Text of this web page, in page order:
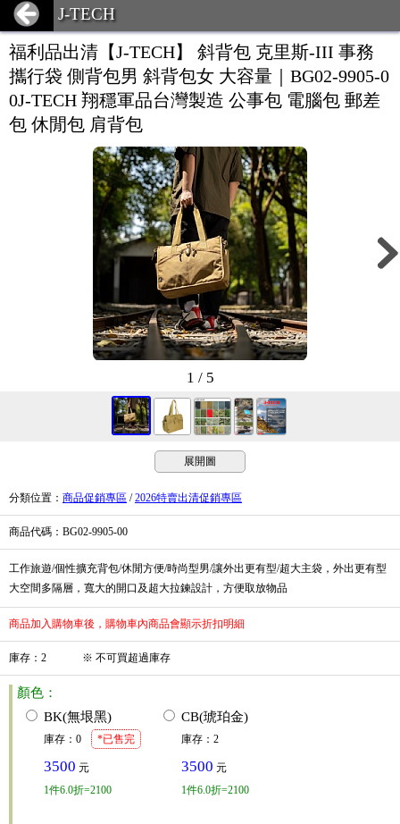
J-TECH
福利品出清【J-TECH】 斜背包 克里斯-III 事務
攜行袋 側背包男 斜背包女 大容量｜BG02-9905-0
0J-TECH 翔穩軍品台灣製造 公事包 電腦包 郵差
包 休閒包 肩背包
1 / 5
展開圖
分類位置 ： 商品促銷專區 /2026特賣出清促銷專區
商品代碼 ：BG02-9905-00
工作旅遊/個性擴充背包/休閒方便/時尚型男/讓外出更有型/超大主袋，外出更有型
大空間多隔層，寬大的開口及超大拉鍊設計，方便取放物品
商品加入購物車後，購物車內商品會顯示折扣明細
庫存 ： 2 ※ 不可買超過庫存
顏色：
BK(無垠黑)
庫存 ： 0 *已售完
3500 元
1件6.0折=2100
CB(琥珀金)
庫存 ： 2
3500 元
1件6.0折=2100